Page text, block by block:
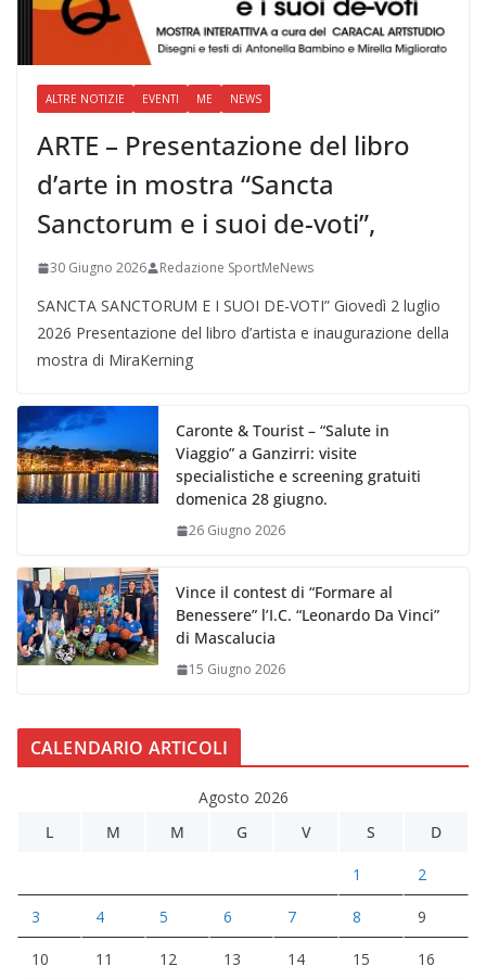
ALTRE NOTIZIE EVENTI ME NEWS
ARTE – Presentazione del libro
d’arte in mostra “Sancta
Sanctorum e i suoi de-voti”,
30 Giugno 2026 Redazione SportMeNews
SANCTA SANCTORUM E I SUOI DE-VOTI” Giovedì 2 luglio
2026 Presentazione del libro d’artista e inaugurazione della
mostra di MiraKerning
Caronte & Tourist – “Salute in
Viaggio” a Ganzirri: visite
specialistiche e screening gratuiti
domenica 28 giugno.
26 Giugno 2026
Vince il contest di “Formare al
Benessere” l’I.C. “Leonardo Da Vinci”
di Mascalucia
15 Giugno 2026
CALENDARIO ARTICOLI
Agosto 2026
L
M M G V S D
1 2
3 4 5 6 7 8 9
10 11 12 13 14 15 16